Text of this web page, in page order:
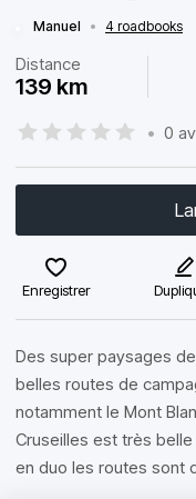
Manuel • 4 roadbooks
Distance
139 km
• 0
Enregistrer
Des super paysages
belles routes de
notamment le Mont
Cruseilles est très
en duo les routes sont